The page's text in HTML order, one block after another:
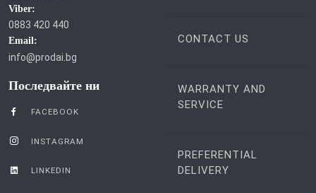
Viber:
0883 420 440
Email:
info@prodai.bg
Последвайте ни
FACEBOOK
INSTAGRAM
LINKEDIN
CONTACT US
WARRANTY AND
SERVICE
PREFERENTIAL
DELIVERY